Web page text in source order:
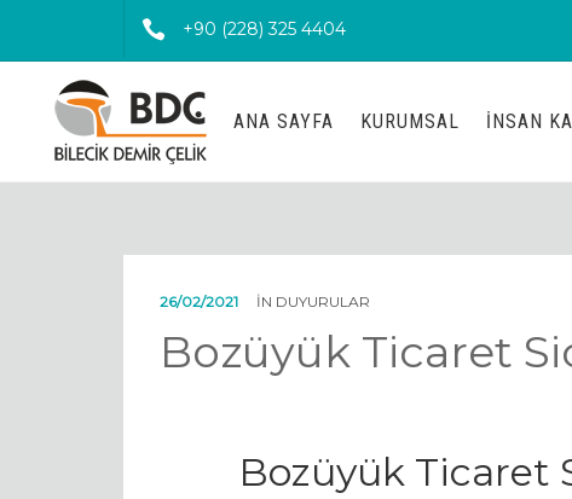
+90 (228) 325 4404
ANA SAYFA KURUMSAL İNSAN
26/02/2021 IN DUYURULAR
Bozüyük Ticaret
Bozüyük Ticaret